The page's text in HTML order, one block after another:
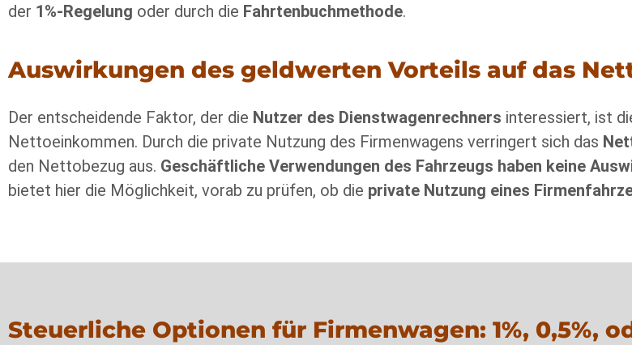
der 1%-Regelung oder durch die Fahrtenbuchmethode.
Auswirkungen des geldwerten Vorteils auf das
Der entscheidende Faktor, der die Nutzer des Dienstwagenrechners interessiert, ist
Nettoeinkommen. Durch die private Nutzung des Firmenwagens verringert sich das
den Nettobezug aus. Geschäftliche Verwendungen des Fahrzeugs haben keine
bietet hier die Möglichkeit, vorab zu prüfen, ob die private Nutzung eines
Steuerliche Optionen für Firmenwagen: 1%, 0,5%,